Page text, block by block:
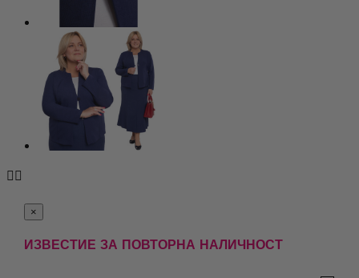

×
ИЗВЕСТИЕ ЗА ПОВТОРНА НАЛИЧНОСТ